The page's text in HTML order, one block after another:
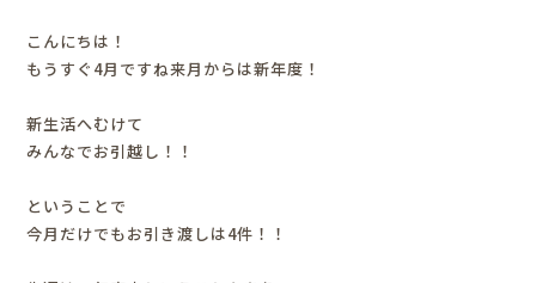
こんにちは！
もうすぐ4月ですね来月からは新年度！
新生活へむけて
みんなでお引越し！！
ということで
今月だけでもお引き渡しは4件！！